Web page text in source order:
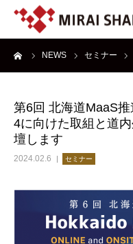
NEWS セミナー
第6回 北海道MaaS
4に向けた取組と道
壇します
2024.02.6 セミナー
NEWS
SERVICE
ABOUT